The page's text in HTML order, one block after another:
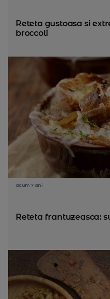
Reteta gustoasa si
broccoli
acum 7 ani
Reteta frantuzeasca: